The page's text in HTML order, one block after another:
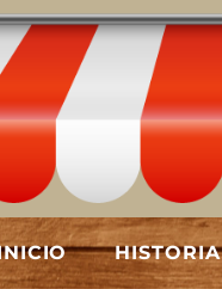
HISTORIA